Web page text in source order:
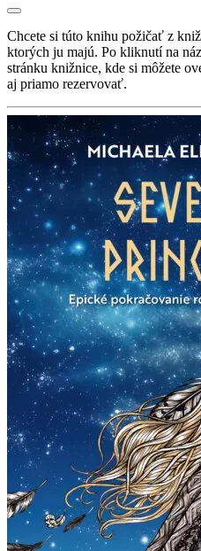
Chcete si túto knihu požičať z
ktorých ju majú. Po kliknutí na
stránku knižnice, kde si môžete
aj priamo rezervovať.